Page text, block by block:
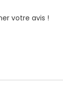
votre avis !